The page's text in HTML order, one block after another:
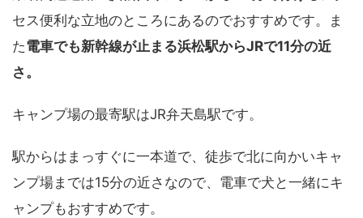
セス便利な立地のところにあるのでおすすめです。ま
た電車でも新幹線が止まる浜松駅からJRで11分の近
さ。
キャンプ場の最寄駅はJR弁天島駅です。
駅からはまっすぐに一本道で、徒歩で北に向かいキャ
ンプ場までは15分の近さなので、電車で犬と一緒にキ
ャンプもおすすめです。